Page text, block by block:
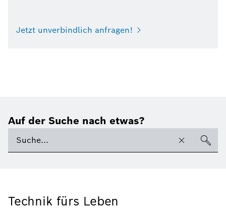
Jetzt unverbindlich anfragen!
Auf der Suche nach etwas?
Technik fürs Leben